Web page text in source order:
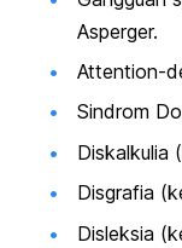
Asperger.
Attention-
Sindrom
Diskalkulia
Disgrafia
Disleksia